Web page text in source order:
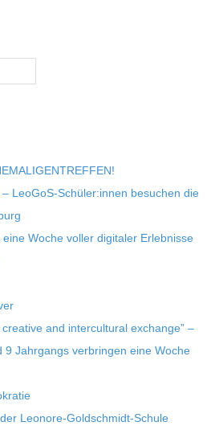
LeoGoS-Schüler:innen besu­chen die
eine Woche vol­ler digi­ta­ler Erleb­nisse
and inter­cul­tu­ral exch­ange” –
9 Jahr­gangs ver­brin­gen eine Woche
Leonore-Goldschmidt-Schule